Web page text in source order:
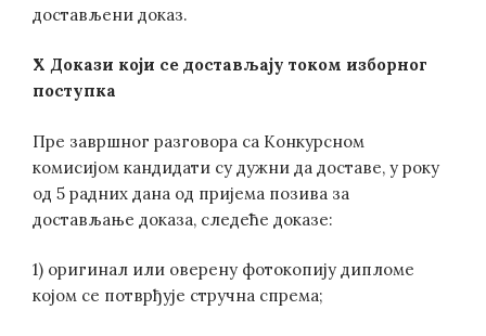
достављени доказ.
X Докази који се достављају током изборног
поступка
Пре завршног разговора са Конкурсном
комисијом кандидати су дужни да доставе, у року
од 5 радних дана од пријема позива за
достављање доказа, следеће доказе:
1) оригинал или оверену фотокопију дипломе
којом се потврђује стручна спрема;